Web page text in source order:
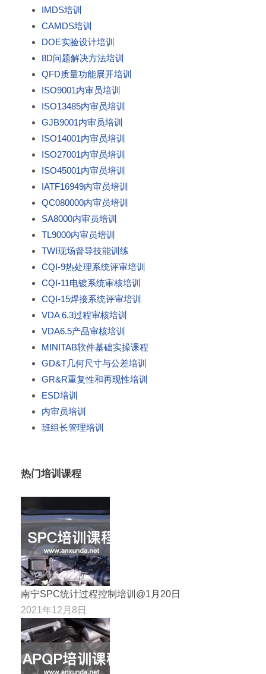
IMDS培训
CAMDS培训
DOE实验设计培训
8D问题解决方法培训
QFD质量功能展开培训
ISO9001内审员培训
ISO13485内审员培训
GJB9001内审员培训
ISO14001内审员培训
ISO27001内审员培训
ISO45001内审员培训
IATF16949内审员培训
QC080000内审员培训
SA8000内审员培训
TL9000内审员培训
TWI现场督导技能训练
CQI-9热处理系统评审培训
CQI-11电镀系统审核培训
CQI-15焊接系统评审培训
VDA 6.3过程审核培训
VDA6.5产品审核培训
MINITAB软件基础实操课程
GD&T几何尺寸与公差培训
GR&R重复性和再现性培训
ESD培训
内审员培训
班组长管理培训
热门培训课程
南宁SPC统计过程控制培训@1月20日
2021年12月8日